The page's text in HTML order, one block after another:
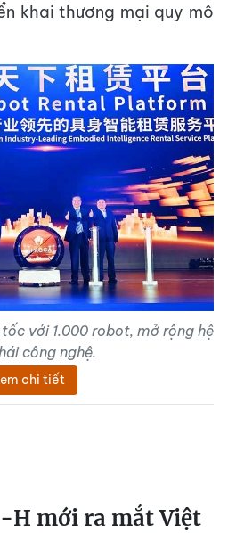
khai thương mại quy mô
với 1.000 robot, mở rộng hệ
công nghệ.
chi tiết
H mới ra mắt Việt